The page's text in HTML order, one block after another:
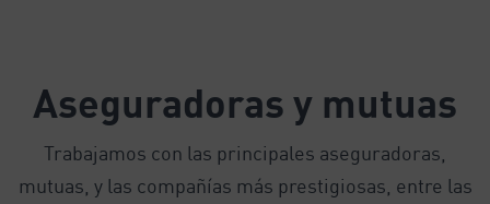
Aseguradoras y mutuas
Trabajamos con las principales aseguradoras,
mutuas, y las compañías más prestigiosas, entre las